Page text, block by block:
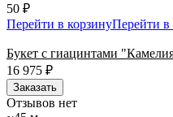
50 ₽
Перейти в корзинуПерейти в
Букет с гиацинтами
16 975 ₽
Заказать
Отзывов нет